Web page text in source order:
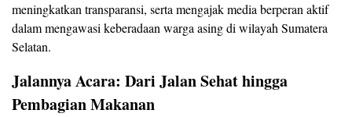
meningkatkan transparansi, serta mengajak media berperan aktif
dalam mengawasi keberadaan warga asing di wilayah Sumatera
Selatan.
Jalannya Acara: Dari Jalan Sehat hingga
Pembagian Makanan